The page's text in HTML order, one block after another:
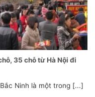
35 chỗ từ Hà Nội đi
Ninh là một trong [...]